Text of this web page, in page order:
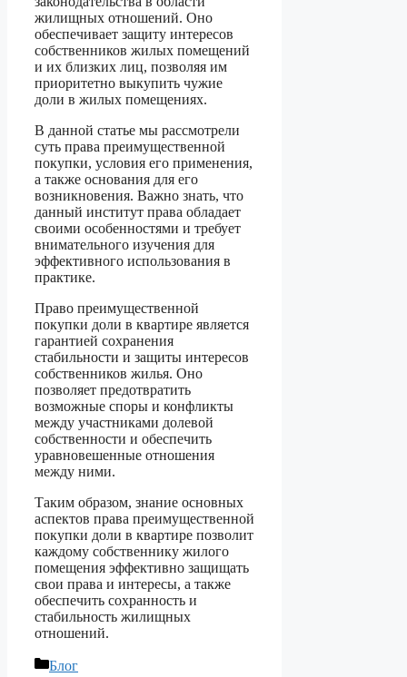
жилищных отношений. Оно
обеспечивает защиту интересов
собственников жилых помещений
и их близких лиц, позволяя им
приоритетно выкупить чужие
доли в жилых помещениях.
В данной статье мы рассмотрели
суть права преимущественной
покупки, условия его применения,
а также основания для его
возникновения. Важно знать, что
данный институт права обладает
своими особенностями и требует
внимательного изучения для
эффективного использования в
практике.
Право преимущественной
покупки доли в квартире является
гарантией сохранения
стабильности и защиты интересов
собственников жилья. Оно
позволяет предотвратить
возможные споры и конфликты
между участниками долевой
собственности и обеспечить
уравновешенные отношения
между ними.
Таким образом, знание основных
аспектов права преимущественной
покупки доли в квартире позволит
каждому собственнику жилого
помещения эффективно защищать
свои права и интересы, а также
обеспечить сохранность и
стабильность жилищных
отношений.
Рубрики
Блог